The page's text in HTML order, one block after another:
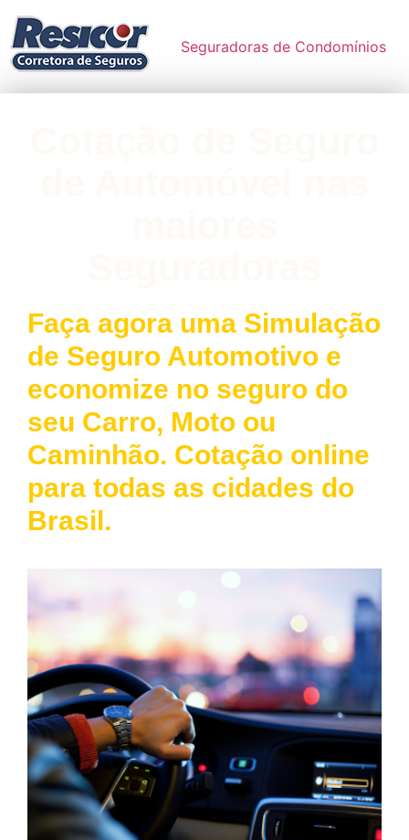
Seguradoras de Condomínios
Faça agora uma Simulação
de Seguro Automotivo e
economize no seguro do
seu Carro, Moto ou
Caminhão. Cotação online
para todas as cidades do
Brasil.